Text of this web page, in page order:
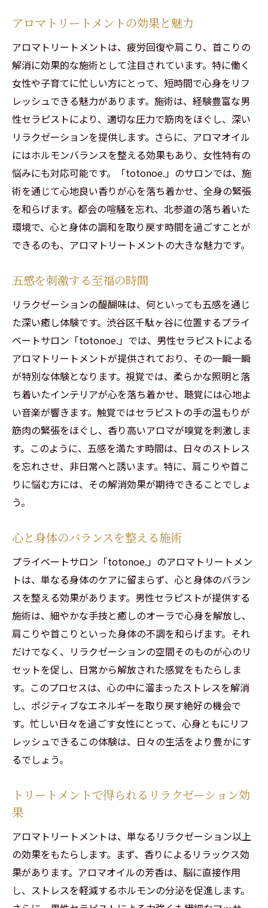
アロマトリートメントの効果と魅力
アロマトリートメントは、疲労回復や肩こり、首こりの
解消に効果的な施術として注目されています。特に働く
女性や子育てに忙しい方にとって、短時間で心身をリフ
レッシュできる魅力があります。施術は、経験豊富な男
性セラピストにより、適切な圧力で筋肉をほぐし、深い
リラクゼーションを提供します。さらに、アロマオイル
にはホルモンバランスを整える効果もあり、女性特有の
悩みにも対応可能です。「totonoe.」のサロンでは、施
術を通じて心地良い香りが心を落ち着かせ、全身の緊張
を和らげます。都会の喧騒を忘れ、北参道の落ち着いた
環境で、心と身体の調和を取り戻す時間を過ごすことが
できるのも、アロマトリートメントの大きな魅力です。
五感を刺激する至福の時間
リラクゼーションの醍醐味は、何といっても五感を通じ
た深い癒し体験です。渋谷区千駄ヶ谷に位置するプライ
ベートサロン「totonoe.」では、男性セラピストによる
アロマトリートメントが提供されており、その一瞬一瞬
が特別な体験となります。視覚では、柔らかな照明と落
ち着いたインテリアが心を落ち着かせ、聴覚には心地よ
い音楽が響きます。触覚ではセラピストの手の温もりが
筋肉の緊張をほぐし、香り高いアロマが嗅覚を刺激しま
す。このように、五感を満たす時間は、日々のストレス
を忘れさせ、非日常へと誘います。特に、肩こりや首こ
りに悩む方には、その解消効果が期待できることでしょ
う。
心と身体のバランスを整える施術
プライベートサロン「totonoe.」のアロマトリートメン
トは、単なる身体のケアに留まらず、心と身体のバラン
スを整える効果があります。男性セラピストが提供する
施術は、細やかな手技と癒しのオーラで心身を解放し、
肩こりや首こりといった身体の不調を和らげます。それ
だけでなく、リラクゼーションの空間そのものが心のリ
セットを促し、日常から解放された感覚をもたらしま
す。このプロセスは、心の中に溜まったストレスを解消
し、ポジティブなエネルギーを取り戻す絶好の機会で
す。忙しい日々を過ごす女性にとって、心身ともにリフ
レッシュできるこの体験は、日々の生活をより豊かにす
るでしょう。
トリートメントで得られるリラクゼーション効
果
アロマトリートメントは、単なるリラクゼーション以上
の効果をもたらします。まず、香りによるリラックス効
果があります。アロマオイルの芳香は、脳に直接作用
し、ストレスを軽減するホルモンの分泌を促進します。
ご予約はこちらから
ご予約はこちらから